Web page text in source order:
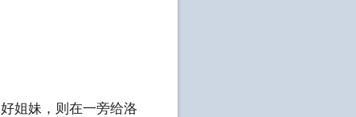
姐妹，则在一旁给洛